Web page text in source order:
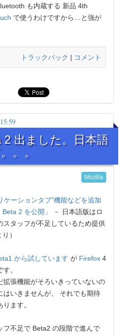
も内蔵する 新品 4th
で使うわけですから…と強が
トラックバック | コメント
2 出ました。日本語
。。
Mozilla
ケーションタブ”機能などを追加
2 を公開」
－ 日本語版はロ
スタッフが不足しているため提供
り）
から試しています が Firefox 4
。
張機能がそろいきっていないの
はいきませんが、 それでも期待
ます。
不足で Beta2 の段階で進んで